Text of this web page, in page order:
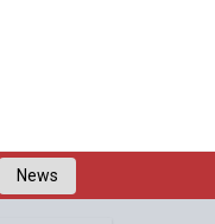
News